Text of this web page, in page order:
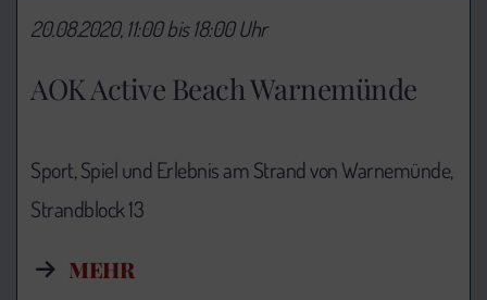
AOK Active Beach Warnemünde
20.08.2020, 11:00 bis 18:00 Uhr
Sport, Spiel und Erlebnis am Strand von Warnemünde,
Strandblock 13
MEHR